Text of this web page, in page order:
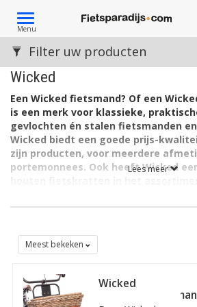
Toggle
navigation
Menu
Wicked
Een Wicked fietsmand? Of een
is een merk voor klassieke,
gevlochten én stalen fietsmanden
Wicked biedt een goede prijs-
zijn producten, voor meerdere
portemonnees. Ook heeft Wicked
Lees meer
Filter uw producten
Meest bekeken
Wicked